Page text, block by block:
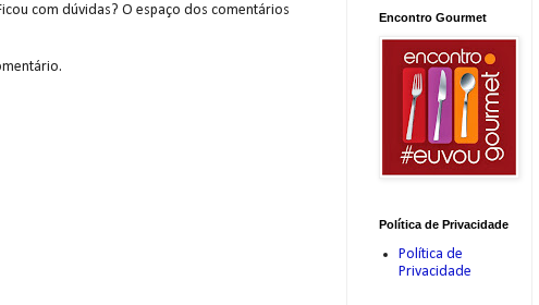
com dúvidas? O espaço dos comentários
Encontro Gourmet
Política de Privacidade
Política de
Privacidade